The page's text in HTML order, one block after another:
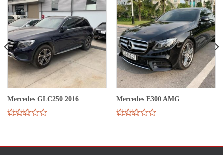
Mercedes GLC250 2016
2.67
Mercedes E300 AMG
2.745